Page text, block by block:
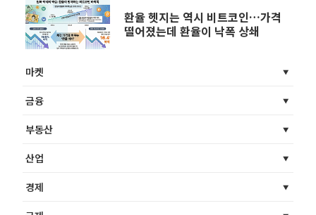
환율 헷지는 역시 비트코인…가격
떨어졌는데 환율이 낙폭 상쇄
마켓
금융
부동산
산업
경제